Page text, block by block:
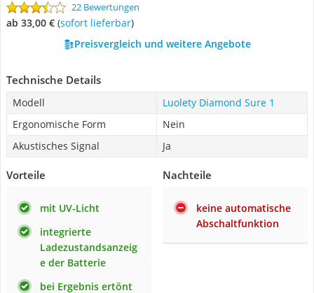
22 Bewertungen
ab 33,00 € ( Sofort lieferbar)
Preisvergleich und weitere Angebote
Technische Details
Modell
Luolety Diamond Sure 1
Ergonomische Form
Nein
Akustisches Signal
Ja
Vorteile
mit UV-Licht
integrierte
Ladezustandsanzeig
e der Batterie
bei Ergebnis ertönt
Nachteile
keine automatische
Abschaltfunktion